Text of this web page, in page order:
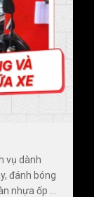
vụ dành
đánh bóng
nhựa ốp ...